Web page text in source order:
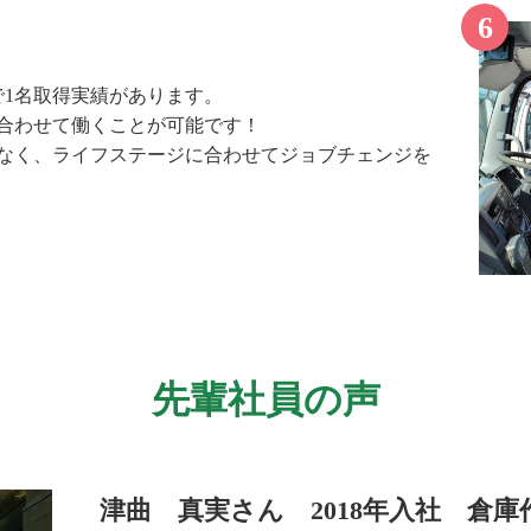
名取得実績があります。
わせて働くことが可能です！
く、ライフステージに合わせてジョブチェンジを
先輩社員の声
津曲 真実さん 2018年入社 倉庫